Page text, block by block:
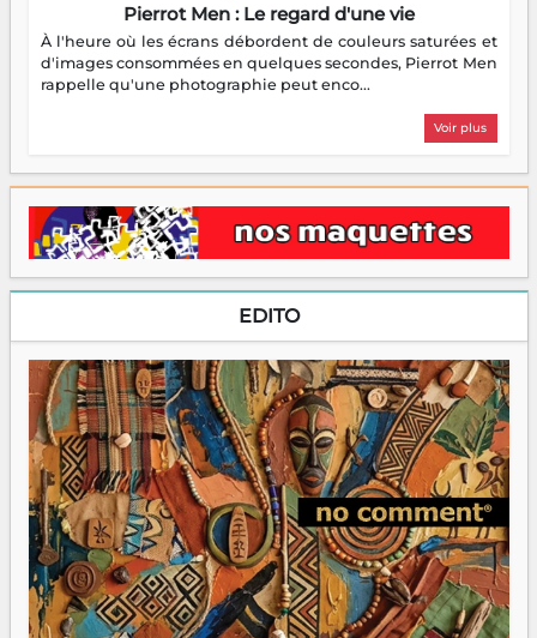
Pierrot Men : Le regard d'une vie
À l'heure où les écrans débordent de couleurs saturées et
d'images consommées en quelques secondes, Pierrot Men
rappelle qu'une photographie peut enco...
Voir plus
EDITO